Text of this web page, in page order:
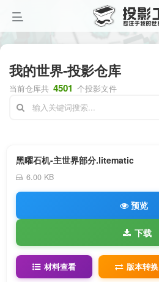
我的世界-投影仓库
当前仓库共 4501 个投影文件
黑曜石机-主世界部分.litematic
6.00 KB
预览
下载
材料查看 版本转换